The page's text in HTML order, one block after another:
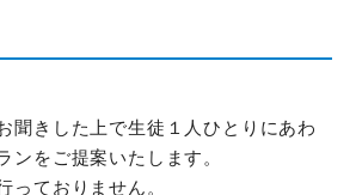
聞きした上で生徒１人ひとりにあわ
ンをご提案いたします。
っておりません。